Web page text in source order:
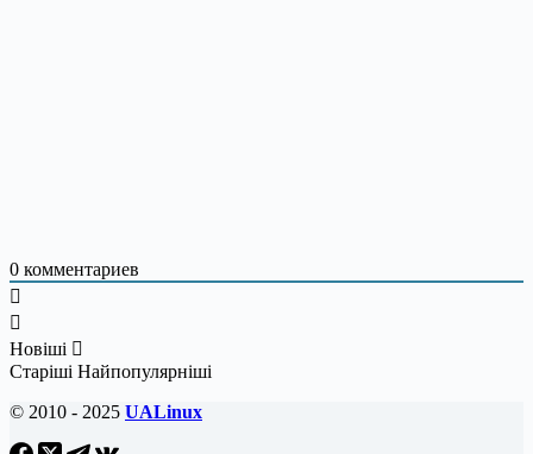
0 комментариев
Новіші
Старіші Найпопулярніші
© 2010 - 2025 UALinux